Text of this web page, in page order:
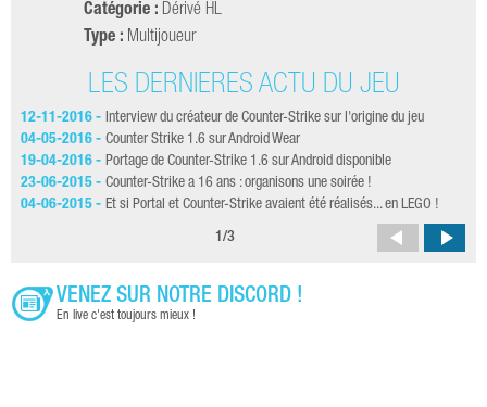
Catégorie : Dérivé HL
Type : Multijoueur
LES DERNIÈRES ACTU DU JEU
12-11-2016 - Interview du créateur de Counter-Strike sur l'origine du jeu
04-05-2016 - Counter Strike 1.6 sur Android Wear
19-04-2016 - Portage de Counter-Strike 1.6 sur Android disponible
23-06-2015 - Counter-Strike a 16 ans : organisons une soirée !
04-06-2015 - Et si Portal et Counter-Strike avaient été réalisés... en LEGO !
1/3
VENEZ SUR NOTRE DISCORD !
En live c'est toujours mieux !